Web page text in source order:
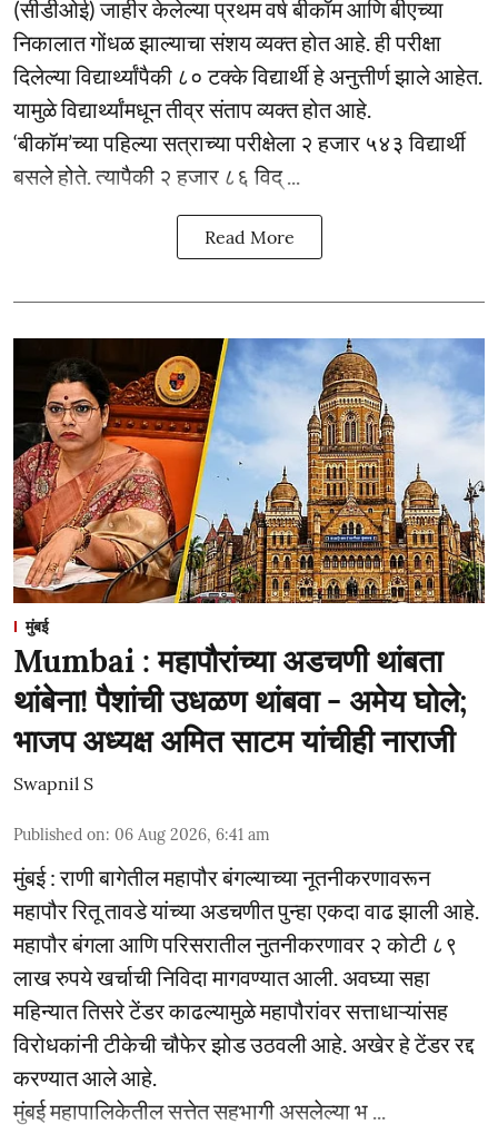
(सीडीओई) जाहीर केलेल्या प्रथम वर्ष बीकॉम आणि बीएच्या
निकालात गोंधळ झाल्याचा संशय व्यक्त होत आहे. ही परीक्षा
दिलेल्या विद्यार्थ्यांपैकी ८० टक्के विद्यार्थी हे अनुत्तीर्ण झाले आहेत.
यामुळे विद्यार्थ्यांमधून तीव्र संताप व्यक्त होत आहे.
‘बीकॉम’च्या पहिल्या सत्राच्या परीक्षेला २ हजार ५४३ विद्यार्थी
बसले होते. त्यापैकी २ हजार ८६ विद् ...
Read More
मुंबई
Mumbai : महापौरांच्या अडचणी थांबता
थांबेना! पैशांची उधळण थांबवा - अमेय घोले;
भाजप अध्यक्ष अमित साटम यांचीही नाराजी
Swapnil S
Published on: 06 Aug 2026, 6:41 am
मुंबई : राणी बागेतील महापौर बंगल्याच्या नूतनीकरणावरून
महापौर रितू तावडे यांच्या अडचणीत पुन्हा एकदा वाढ झाली आहे.
महापौर बंगला आणि परिसरातील नुतनीकरणावर २ कोटी ८९
लाख रुपये खर्चाची निविदा मागवण्यात आली. अवघ्या सहा
महिन्यात तिसरे टेंडर काढल्यामुळे महापौरांवर सत्ताधाऱ्यांसह
विरोधकांनी टीकेची चौफेर झोड उठवली आहे. अखेर हे टेंडर रद्द
करण्यात आले आहे.
मुंबई महापालिकेतील सत्तेत सहभागी असलेल्या भ ...